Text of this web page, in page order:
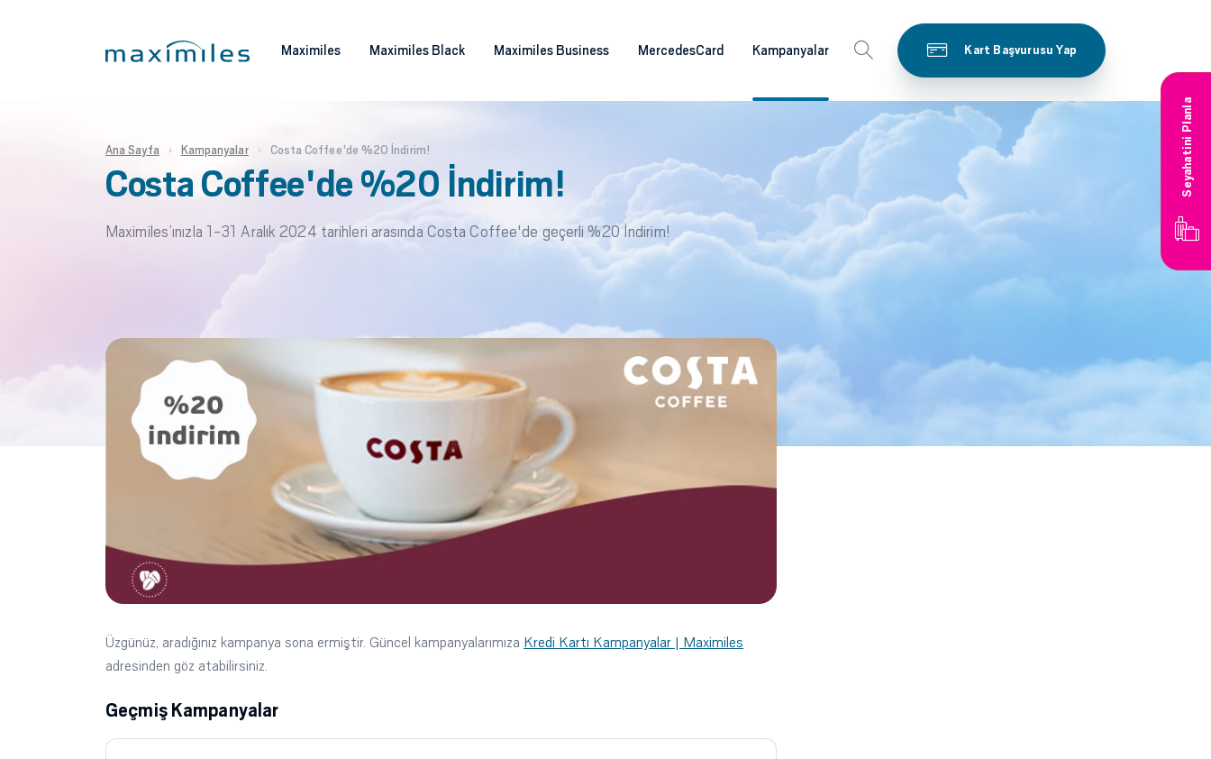
Maximiles Maximiles Black Maximiles Business MercedesCard Kampanyalar Kart Başvurusu Yap
Seyahatini Planla
Ana Sayfa Kampanyalar Costa Coffee'de %20 İndirim!
Costa Coffee'de %20 İndirim!
Maximiles’ınızla 1-31 Aralık 2024 tarihleri arasında Costa Coffee'de geçerli %20 İndirim!
Üzgünüz, aradığınız kampanya sona ermiştir. Güncel kampanyalarımıza Kredi Kartı Kampanyalar | Maximiles
adresinden göz atabilirsiniz.
Geçmiş Kampanyalar